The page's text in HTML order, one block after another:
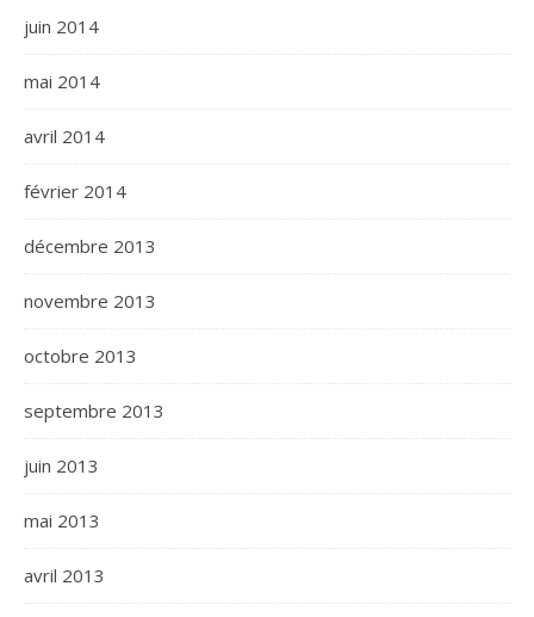
juin 2014
mai 2014
avril 2014
février 2014
décembre 2013
novembre 2013
octobre 2013
septembre 2013
juin 2013
mai 2013
avril 2013